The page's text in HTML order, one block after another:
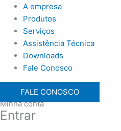
A empresa
Produtos
Serviços
Assistência Técnica
Downloads
Fale Conosco
FALE CONOSCO
Minha conta
Entrar